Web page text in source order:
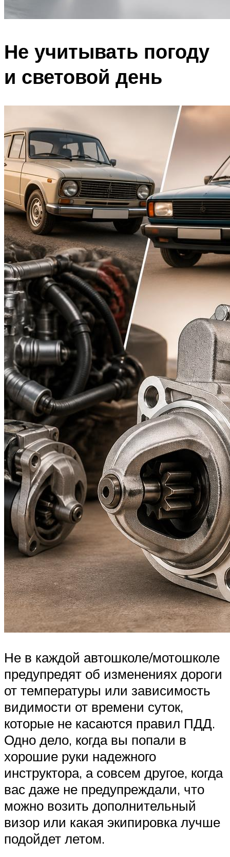
Не учитывать погоду
и световой день
Не в каждой автошколе/мотошколе
предупредят об изменениях дороги
от температуры или зависимость
видимости от времени суток,
которые не касаются правил ПДД.
Одно дело, когда вы попали в
хорошие руки надежного
инструктора, а совсем другое, когда
вас даже не предупреждали, что
можно возить дополнительный
визор или какая экипировка лучше
подойдет летом.